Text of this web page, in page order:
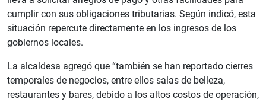
cumplir con sus obligaciones tributarias. Según indicó, esta
situación repercute directamente en los ingresos de los
gobiernos locales.
La alcaldesa agregó que “también se han reportado cierres
temporales de negocios, entre ellos salas de belleza,
restaurantes y bares, debido a los altos costos de operación,